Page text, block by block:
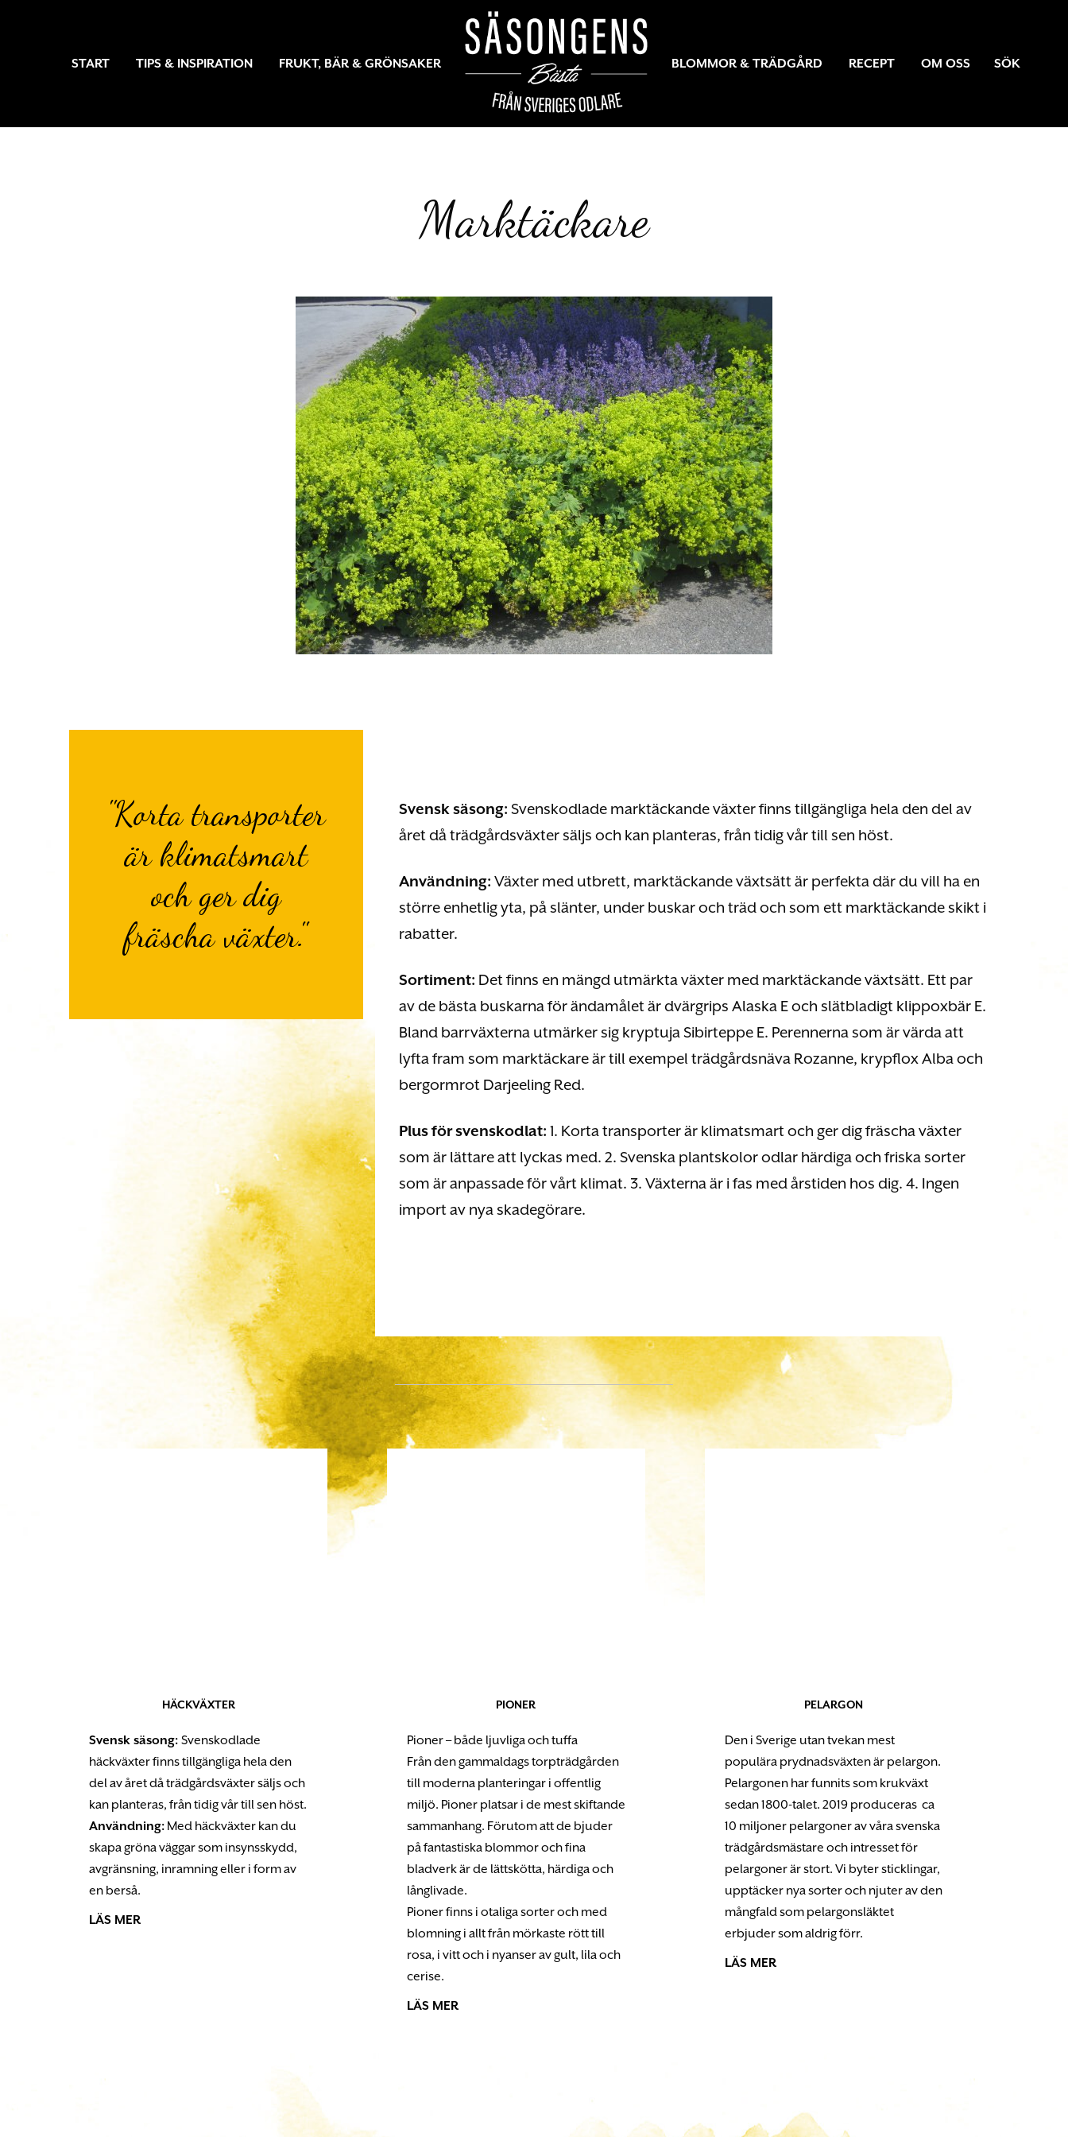
START TIPS & INSPIRATION FRUKT, BÄR & GRÖNSAKER BLOMMOR & TRÄDGÅRD RECEPT OM OSS SÖK
Marktäckare
"Korta transporter
är klimatsmart
och ger dig
fräscha växter."
Svensk säsong: Svenskodlade marktäckande växter finns tillgängliga hela den del av
året då trädgårdsväxter säljs och kan planteras, från tidig vår till sen höst.
Användning: Växter med utbrett, marktäckande växtsätt är perfekta där du vill ha en
större enhetlig yta, på slänter, under buskar och träd och som ett marktäckande skikt i
rabatter.
Sortiment: Det finns en mängd utmärkta växter med marktäckande växtsätt. Ett par
av de bästa buskarna för ändamålet är dvärgrips Alaska E och slätbladigt klippoxbär E.
Bland barrväxterna utmärker sig kryptuja Sibirteppe E. Perennerna som är värda att
lyfta fram som marktäckare är till exempel trädgårdsnäva Rozanne, krypflox Alba och
bergormrot Darjeeling Red.
Plus för svenskodlat: 1. Korta transporter är klimatsmart och ger dig fräscha växter
som är lättare att lyckas med. 2. Svenska plantskolor odlar härdiga och friska sorter
som är anpassade för vårt klimat. 3. Växterna är i fas med årstiden hos dig. 4. Ingen
import av nya skadegörare.
HÄCKVÄXTER
Svensk säsong: Svenskodlade
häckväxter finns tillgängliga hela den
del av året då trädgårdsväxter säljs och
kan planteras, från tidig vår till sen höst.
Användning: Med häckväxter kan du
skapa gröna väggar som insynsskydd,
avgränsning, inramning eller i form av
en berså.
LÄS MER
PIONER
Pioner – både ljuvliga och tuffa
Från den gammaldags torpträdgården
till moderna planteringar i offentlig
miljö. Pioner platsar i de mest skiftande
sammanhang. Förutom att de bjuder
på fantastiska blommor och fina
bladverk är de lättskötta, härdiga och
långlivade.
Pioner finns i otaliga sorter och med
blomning i allt från mörkaste rött till
rosa, i vitt och i nyanser av gult, lila och
cerise.
LÄS MER
PELARGON
Den i Sverige utan tvekan mest
populära prydnadsväxten är pelargon.
Pelargonen har funnits som krukväxt
sedan 1800-talet. 2019 produceras ca
10 miljoner pelargoner av våra svenska
trädgårdsmästare och intresset för
pelargoner är stort. Vi byter sticklingar,
upptäcker nya sorter och njuter av den
mångfald som pelargonsläktet
erbjuder som aldrig förr.
LÄS MER